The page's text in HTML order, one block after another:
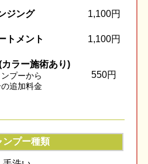
ジング 1,100円
トメント 1,100円
ラー施術あり)
プーから
追加料金
550円
ンプー種類